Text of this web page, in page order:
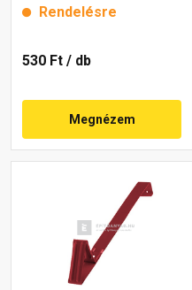
Rendelésre
530 Ft / db
Megnézem